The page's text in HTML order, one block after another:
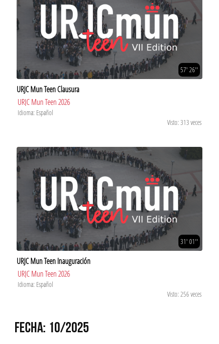
57' 26''
URJC Mun Teen Clausura
URJC Mun Teen 2026
Idioma: Español
Visto: 313 veces
31' 01''
URJC Mun Teen Inauguración
URJC Mun Teen 2026
Idioma: Español
Visto: 256 veces
FECHA: 10/2025